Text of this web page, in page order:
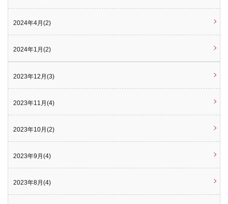
2024年4月(2)
2024年1月(2)
2023年12月(3)
2023年11月(4)
2023年10月(2)
2023年9月(4)
2023年8月(4)